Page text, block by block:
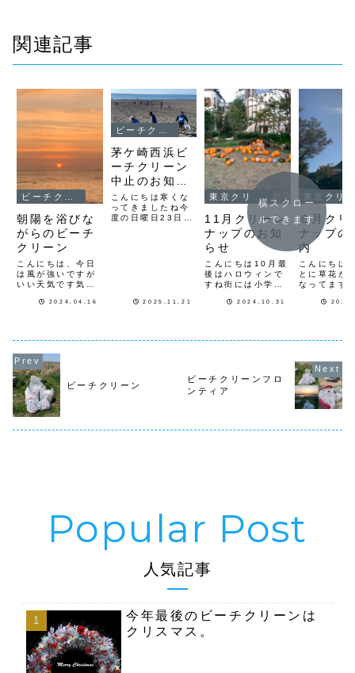
関連記事
朝陽を浴びな
がらのビーチ
クリーン
こんにちは、今日
は風が強いですが
いい天気です気候
ています今朝は夷
ゴミは少なめでし
たが沢山の流木が
打ち上げられてい
ました砂が海に出
ていったので波が
ブレイクし始め
ま...
2024.04.16
茅ケ崎西浜ビ
ーチクリーン
中止のお知ら
せ
こんにちは寒くな
ってきましたね今
度の日曜日23日の
月28日（日）9時
2025.11.21
東京クリーンナップ
11月クリーン
ナップのお知
らせ
こんにちは10月最
後はハロウィンで
すね街には小学生
いましたさて明日
クリーンナップ
集合場所は渋谷警
察前１１月１０日
2024.10.31
６月クリ
ナップの
内
こんにちは
とに草花が
なってます
ップの日
す
動場所は、
から代々木
の歩道を広
道橋の下迄
横スクロー
ルできます
ビーチクリーン
ビーチクリーンフロ
ンティア
人気記事
今年最後のビーチクリーンは
クリスマス。